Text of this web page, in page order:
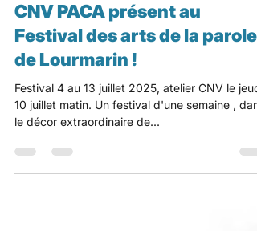
pacacnv
28 juin 2025
1 min de lecture
Conférence
CNV PACA présent au
Festival des arts de la parole
de Lourmarin !
Festival 4 au 13 juillet 2025, atelier CNV le jeudi
10 juillet matin. Un festival d'une semaine , dans